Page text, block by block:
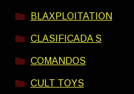
BLAXPLOITATION
CLASIFICADA S
COMANDOS
CULT TOYS